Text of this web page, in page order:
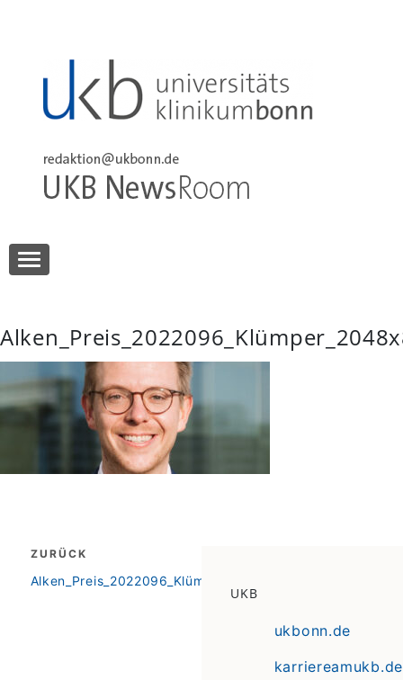
UKB NewsRoom
Beitragsnavigation
ZURÜCK
zurück
Alken_Preis_2022096_Klümper_2048x854px
UKB
ukbonn.de
karriereamukb.de